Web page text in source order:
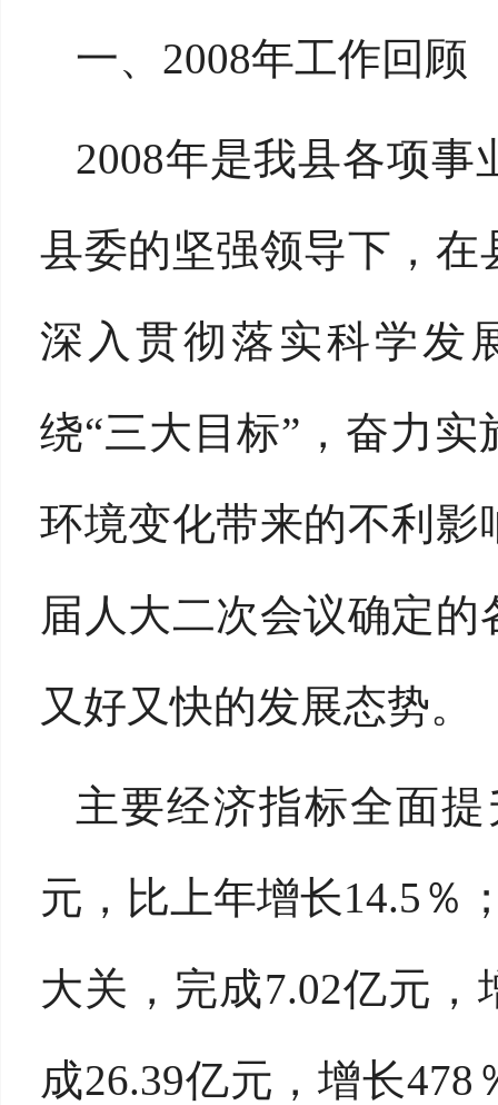
一、2008年工作回顾
2008年是我县各项
县委的坚强领导下，
深入贯彻落实科学发
绕“三大目标”，奋力
环境变化带来的不利
届人大二次会议确定的
又好又快的发展态势。
主要经济指标全面
元，比上年增长14.5％
大关，完成7.02亿元
成26.39亿元，增长